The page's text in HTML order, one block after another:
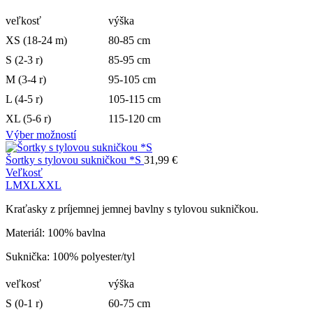
veľkosť
výška
XS (18-24 m)
80-85 cm
S (2-3 r)
85-95 cm
M (3-4 r)
95-105 cm
L (4-5 r)
105-115 cm
XL (5-6 r)
115-120 cm
Výber možností
Šortky s tylovou sukničkou *S 31,99 €
Veľkosť
LMXLXXL
Kraťasky z príjemnej jemnej bavlny s tylovou sukničkou.
Materiál: 100% bavlna
Suknička: 100% polyester/tyl
veľkosť
výška
S (0-1 r)
60-75 cm